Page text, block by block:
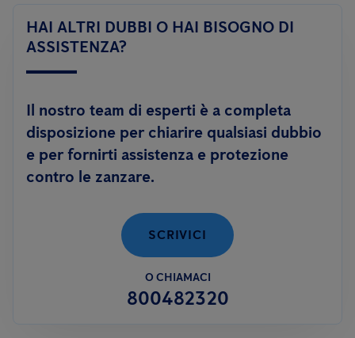
modo da identificare il trattamento più adeguato ed intervenire
efficacemente.
delle zanzare, impedendo il completo sviluppo della larva in
adulto; oppure tramite trattamenti di disinfestazione
Anticimex è inoltre in grado di offrire un servizio innovativo
contro le zanzare:FLY DEFENCE, per aiutarti a risolvere il
problema delle zanzare anche in autonomia.
HAI ALTRI DUBBI O HAI BISOGNO DI
ASSISTENZA?
Il nostro team di esperti è a completa
disposizione per chiarire qualsiasi dubbio
e per fornirti assistenza e protezione
contro le zanzare.
SCRIVICI
O CHIAMACI
800482320